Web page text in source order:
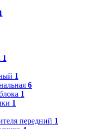
1
1
6
1
1
передний 1